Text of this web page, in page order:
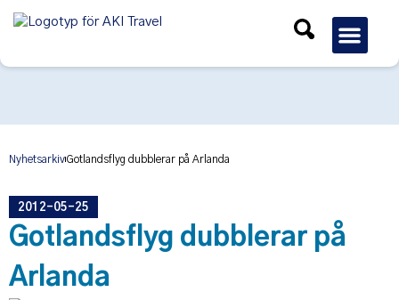
NyhetsarkivGotlandsflyg dubblerar på Arlanda
2012-05-25
Gotlandsflyg dubblerar på
Arlanda